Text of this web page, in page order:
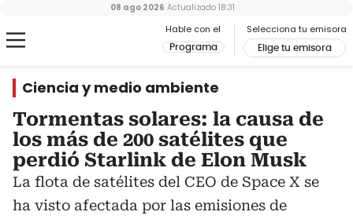
Hable con el
Programa
Selecciona tu emisora
Elige tu emisora
08 ago 2026 Actualizado 18:31
Ciencia y medio ambiente
Tormentas solares: la causa de
los más de 200 satélites que
perdió Starlink de Elon Musk
La flota de satélites del CEO de Space X se
ha visto afectada por las emisiones de